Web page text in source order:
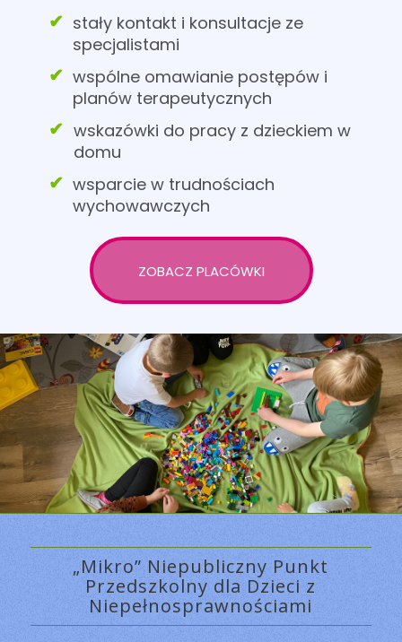
stały kontakt i konsultacje ze
specjalistami
wspólne omawianie postępów i
planów terapeutycznych
wskazówki do pracy z dzieckiem w
domu
wsparcie w trudnościach
wychowawczych
ZOBACZ PLACÓWKI
„Mikro” Niepubliczny Punkt
Przedszkolny dla Dzieci z
Niepełnosprawnościami